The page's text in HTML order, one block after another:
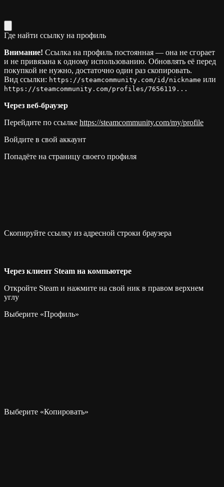
Где найти ссылку на профиль
Внимание! Ссылка на профиль постоянная — она не сгорает
и не привязана к одному использованию. Обновлять её перед
покупкой не нужно, достаточно один раз скопировать.
Вид ссылки: https://steamcommunity.com/id/nickname или
https://steamcommunity.com/profiles/7656119...
Через веб-браузер
Перейдите по ссылке https://steamcommunity.com/my/profile
Войдите в свой аккаунт
Попадёте на страницу своего профиля
Скопируйте ссылку из адресной строки браузера
Через клиент Steam на компьютере
Откройте Steam и нажмите на свой ник в правом верхнем
углу
Выберите «Профиль»
Выберите «Копировать»